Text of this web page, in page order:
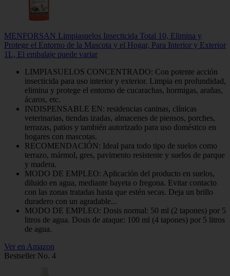
MENFORSAN Limpiasuelos Insecticida Total 10, Elimina y
Protege el Entorno de la Mascota y el Hogar, Para Interior y Exterior
1L, El embalaje puede variar
LIMPIASUELOS CONCENTRADO: Con potente acción
insecticida para uso interior y exterior. Limpia en profundidad,
elimina y protege el entorno de cucarachas, hormigas, arañas,
ácaros, etc.
INDISPENSABLE EN: residencias caninas, clínicas
veterinarias, tiendas izadas, almacenes de piensos, porches,
terrazas, patios y también autorizado para uso doméstico en
hogares con mascotas.
RECOMENDACIÓN: Ideal para todo tipo de suelos como
terrazo, mármol, gres, pavimento resistente y suelos de parque
y madera.
MODO DE EMPLEO: Aplicación del producto en suelos,
diluido en agua, mediante bayeta o fregona. Evitar contacto
con las zonas tratadas hasta que estén secas. Deja un brillo
duradero con un agradable...
MODO DE EMPLEO: Dosis normal: 50 ml (2 tapones) por 5
litros de agua. Dosis de ataque: 100 ml (4 tapones) por 5 litros
de agua.
Ver en Amazon
Bestseller No. 4